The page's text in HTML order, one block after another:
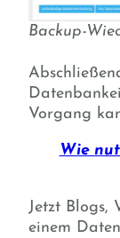
Backup-
Vorgang
Wie
Jetzt Blogs,
einem